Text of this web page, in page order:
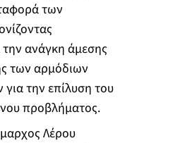
των
ανάγκη άμεσης
των αρμόδιων
την επίλυση του
προβλήματος.
Λέρου